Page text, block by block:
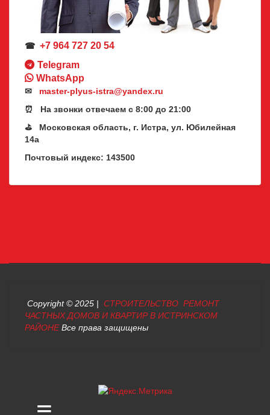
☎ +7 964 727 20 54
Telegram
WhatsApp
✉ master-plyus-istra@yandex.ru
⏰ На звонки отвечаем с 8:00 до 21:00
⛳ Московская область, г. Истра, ул. Юбилейная
14а
Почтовый индекс: 143500
Copyright © 2025 | СТРОИТЕЛЬСТВО РЕМОНТ
ЧАСТНЫХ ДОМОВ И КВАРТИР В ИСТРИНСКОМ
РАЙОНЕВсе права защищены